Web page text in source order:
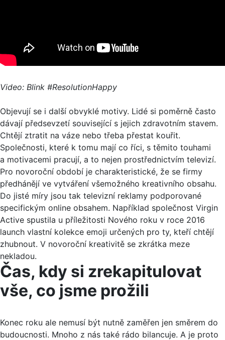
Video: Blink #ResolutionHappy
Objevují se i další obvyklé motivy. Lidé si poměrně často
dávají předsevzetí související s jejich zdravotním stavem.
Chtějí ztratit na váze nebo třeba přestat kouřit.
Společnosti, které k tomu mají co říci, s těmito touhami
a motivacemi pracují, a to nejen prostřednictvím televizí.
Pro novoroční období je charakteristické, že se firmy
předhánějí ve vytváření všemožného kreativního obsahu.
Do jisté míry jsou tak televizní reklamy podporované
specifickým online obsahem. Například společnost Virgin
Active spustila u příležitosti Nového roku v roce 2016
launch vlastní kolekce emoji určených pro ty, kteří chtějí
zhubnout. V novoroční kreativitě se zkrátka meze
nekladou.
Čas, kdy si zrekapitulovat
vše, co jsme prožili
Konec roku ale nemusí být nutně zaměřen jen směrem do
budoucnosti. Mnoho z nás také rádo bilancuje. A je proto